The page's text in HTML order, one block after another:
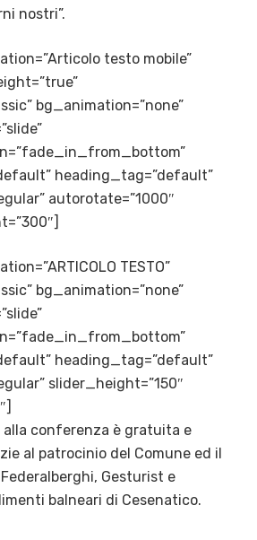
nostri”.
testo mobile”
bg_animation=”none”
heading_tag=”default”
autorotate=”1000″
TESTO”
bg_animation=”none”
heading_tag=”default”
slider_height=”150″
alla conferenza è gratuita e
al patrocinio del Comune ed il
Gesturist e
balneari di Cesenatico.